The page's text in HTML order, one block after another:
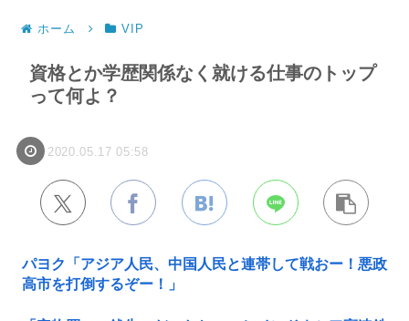
ホーム VIP
資格とか学歴関係なく就ける仕事のトップ
って何よ？
2020.05.17 05:58
パヨク「アジア人民、中国人民と連帯して戦おー！悪政
高市を打倒するぞー！」